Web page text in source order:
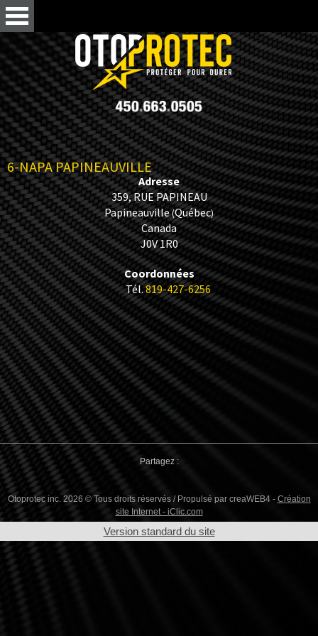
6-NAPA PAPINEAUVILLE
Adresse
359, RUE PAPINEAU
Papineauville(Québec)
Canada
J0V 1R0
Coordonnées
Tél.819-427-6256
Partagez :
Otoprotec inc. 2026 © Tous droits réservés / Propulsé par creaWEB4 - Création
site Internet - iClic.com
Version standard du site